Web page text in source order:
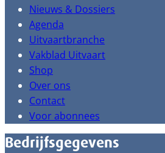
Nieuws & Dossiers
Agenda
Uitvaartbranche
Vakblad Uitvaart
Shop
Over ons
Contact
Voor abonnees
Bedrijfsgegevens